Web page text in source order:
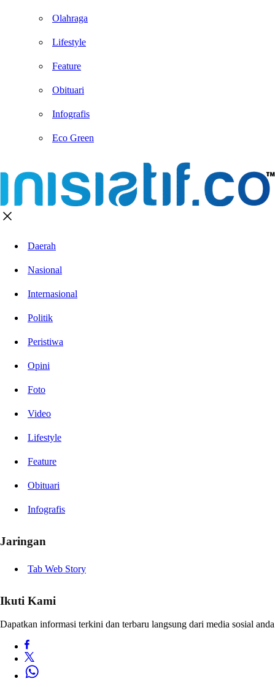
Olahraga
Lifestyle
Feature
Obituari
Infografis
Eco Green
Daerah
Nasional
Internasional
Politik
Peristiwa
Opini
Foto
Video
Lifestyle
Feature
Obituari
Infografis
Jaringan
Tab Web Story
Ikuti Kami
Dapatkan informasi terkini dan terbaru langsung dari media sosial anda